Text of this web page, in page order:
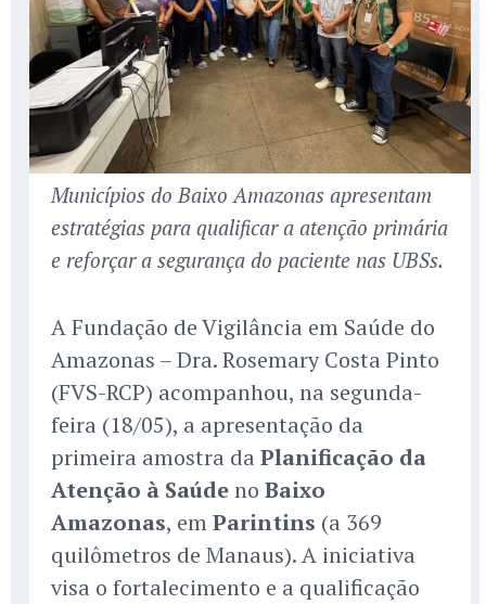
Municípios do Baixo Amazonas apresentam
estratégias para qualificar a atenção primária
e reforçar a segurança do paciente nas UBSs.
A Fundação de Vigilância em Saúde do
Amazonas – Dra. Rosemary Costa Pinto
(FVS-RCP) acompanhou, na segunda-
feira (18/05), a apresentação da
primeira amostra da Planificação da
Atenção à Saúdeno Baixo
Amazonas, emParintins (a 369
quilômetros de Manaus). A iniciativa
visa o fortalecimento e a qualificação